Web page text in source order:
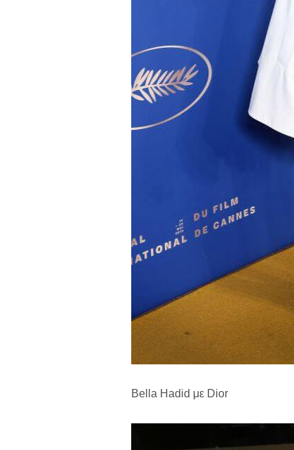
Bella Hadid με Dior